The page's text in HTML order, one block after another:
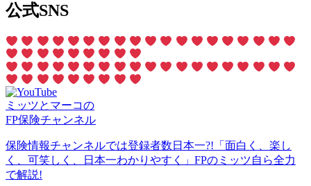
公式SNS
ミッツとマーコの
FP保険チャンネル
保険情報チャンネルでは登録者数日本一?!「面白く、楽し
く、可笑しく、日本一わかりやすく」FPのミッツ自ら全力
で解説!